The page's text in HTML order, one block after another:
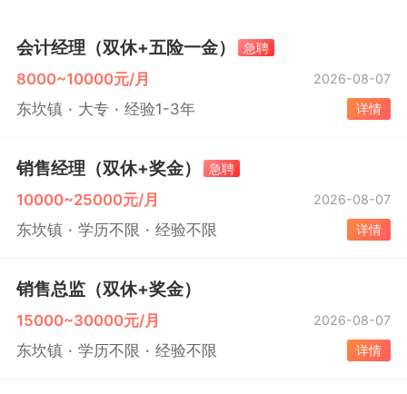
会计经理（双休+五险一金） 急聘
8000~10000元/月 2026-08-07
东坎镇 大专 经验1-3年 详情
销售经理（双休+奖金） 急聘
10000~25000元/月 2026-08-07
东坎镇 学历不限 经验不限 详情
销售总监（双休+奖金）
15000~30000元/月 2026-08-07
东坎镇 学历不限 经验不限 详情